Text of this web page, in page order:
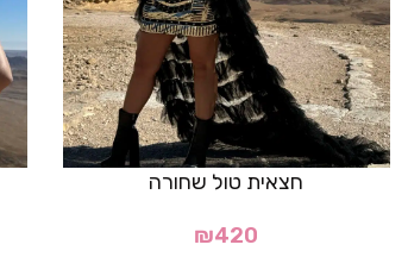
חצאית טול שחורה
₪420